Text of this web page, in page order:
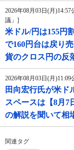
2026年08月03日(月
議」]
米ドル/円は155円
で160円台は戻り
貨のクロス円の反
2026年08月03日(月
田向宏行氏が米ド
スペースは【8月7
の解説を聞いて相
関連タグ